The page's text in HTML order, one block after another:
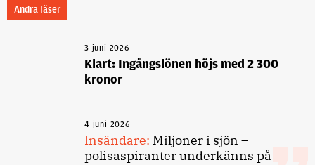
Andra läser
3 juni 2026
Klart: Ingångslönen höjs med 2 300
kronor
4 juni 2026
Insändare: Miljoner i sjön –
polisaspiranter underkänns på